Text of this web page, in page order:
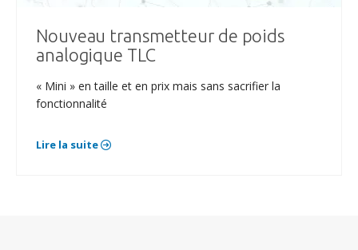
Nouveau transmetteur de poids
analogique TLC
« Mini » en taille et en prix mais sans sacrifier la
fonctionnalité
Lire la suite